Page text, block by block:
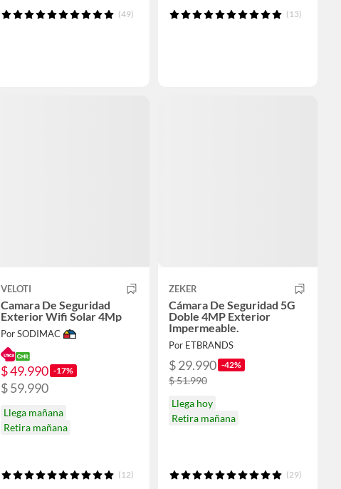
(49) (13)
VELOTI
Camara De Seguridad
Exterior Wifi Solar 4Mp
Por SODIMAC
$ 49.990 -17%
$ 59.990
Llega mañana
Retira mañana
(12)
ZEKER
Cámara De Seguridad 5G
Doble 4MP Exterior
Impermeable.
Por ETBRANDS
$ 29.990 -42%
$ 51.990
Llega hoy
Retira mañana
(29)